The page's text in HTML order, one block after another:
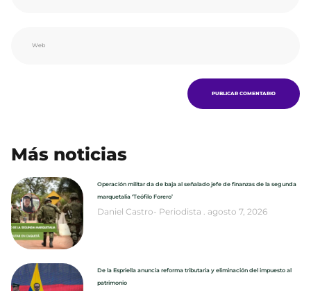
Más noticias
Operación militar da de baja al señalado jefe de finanzas de la segunda
marquetalia ‘Teófilo Forero’
Daniel Castro- Periodista agosto 7, 2026
De la Espriella anuncia reforma tributaria y eliminación del impuesto al
patrimonio